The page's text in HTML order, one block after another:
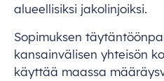
alueellisiksi jakolinjoiksi.
Sopimuksen
kansainvälisen yhteisön
käyttää maassa